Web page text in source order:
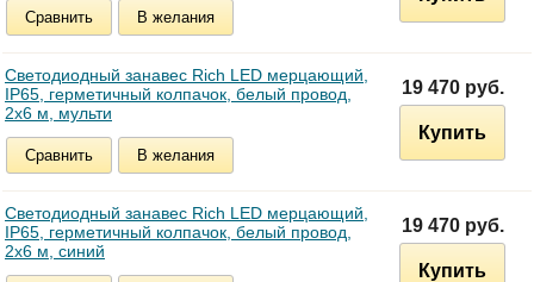
Сравнить В желания
Светодиодный занавес Rich LED мерцающий,
IP65, герметичный колпачок, белый провод,
2х6 м, мульти
Сравнить В желания
19 470 руб.
Купить
Светодиодный занавес Rich LED мерцающий,
IP65, герметичный колпачок, белый провод,
2х6 м, синий
19 470 руб.
Купить